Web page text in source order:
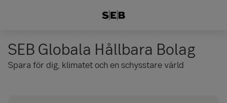
SEB Globala Hållbara Bolag
Spara för dig, klimatet och en schysstare värld